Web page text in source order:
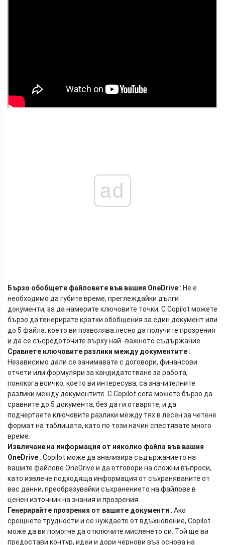
ad
Бързо обобщете файловете във вашия OneDrive: Не е
необходимо да губите време, преглеждайки дълги
документи, за да намерите ключовите точки. С Copilot можете
бързо да генерирате кратки обобщения за един документ или
до 5 файла, което ви позволява лесно да получите прозрения
и да се съсредоточите върху най -важното съдържание.
Сравнете ключовите разлики между документите:
Независимо дали се занимавате с договори, финансови
отчети или формуляри за кандидатстване за работа,
понякога всичко, което ви интересува, са значителните
разлики между документите. С Copilot сега можете бързо да
сравните до 5 документа, без да ги отваряте, и да
подчертаете ключовите разлики между тях в лесен за четене
формат на таблицата, като по този начин спестявате много
време.
Извличане на информация от няколко файла във вашия
OneDrive: Copilot може да анализира съдържанието на
вашите файлове OneDrive и да отговори на сложни въпроси,
като извлече подходяща информация от съхраняваните от
вас данни, преобразувайки съхранението на файлове в
ценен източник на знания и прозрения.
Генерирайте прозрения от вашите документи : Ако
срещнете трудности и се нуждаете от вдъхновение, Copilot
може да ви помогне да отключите мисленето си. Той ще ви
предостави контур, идеи и дори чернови въз основа на